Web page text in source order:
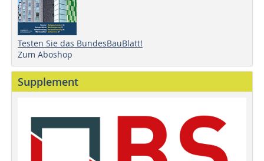
Testen Sie das BundesBauBlatt!
Zum Aboshop
Supplement